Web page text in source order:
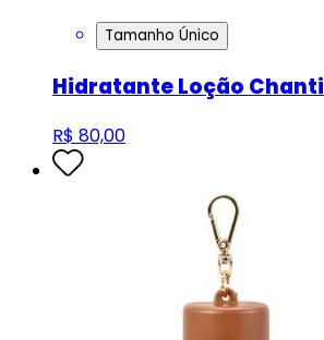
Tamanho Único
Hidratante Loção
R$ 80,00